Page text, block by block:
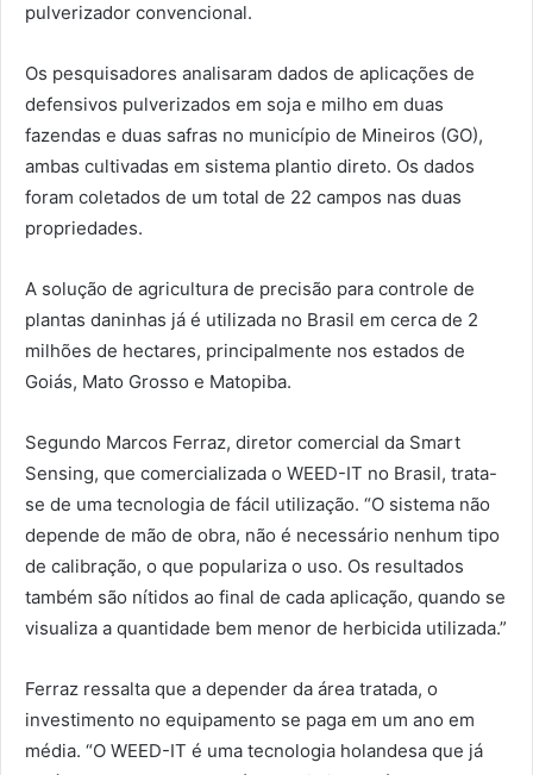
pulverizador convencional.
Os pesquisadores analisaram dados de aplicações de
defensivos pulverizados em soja e milho em duas
fazendas e duas safras no município de Mineiros (GO),
ambas cultivadas em sistema plantio direto. Os dados
foram coletados de um total de 22 campos nas duas
propriedades.
A solução de agricultura de precisão para controle de
plantas daninhas já é utilizada no Brasil em cerca de 2
milhões de hectares, principalmente nos estados de
Goiás, Mato Grosso e Matopiba.
Segundo Marcos Ferraz, diretor comercial da Smart
Sensing, que comercializada o WEED-IT no Brasil, trata-
se de uma tecnologia de fácil utilização. “O sistema não
depende de mão de obra, não é necessário nenhum tipo
de calibração, o que populariza o uso. Os resultados
também são nítidos ao final de cada aplicação, quando se
visualiza a quantidade bem menor de herbicida utilizada.”
Ferraz ressalta que a depender da área tratada, o
investimento no equipamento se paga em um ano em
média. “O WEED-IT é uma tecnologia holandesa que já